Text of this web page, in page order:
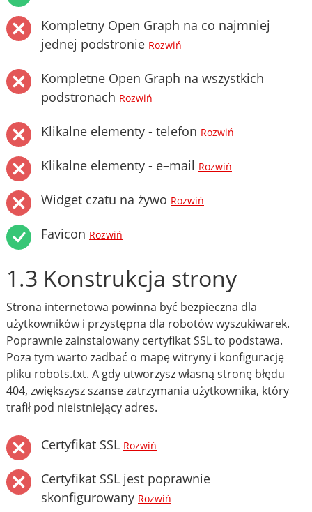
Kompletny Open Graph na co najmniej
jednej podstronie Rozwiń
Kompletne Open Graph na wszystkich
podstronach Rozwiń
Klikalne elementy - telefon Rozwiń
Klikalne elementy - e–mail Rozwiń
Widget czatu na żywo Rozwiń
Favicon Rozwiń
1.3 Konstrukcja strony
Strona internetowa powinna być bezpieczna dla
użytkowników i przystępna dla robotów wyszukiwarek.
Poprawnie zainstalowany certyfikat SSL to podstawa.
Poza tym warto zadbać o mapę witryny i konfigurację
pliku robots.txt. A gdy utworzysz własną stronę błędu
404, zwiększysz szanse zatrzymania użytkownika, który
trafił pod nieistniejący adres.
Certyfikat SSL Rozwiń
Certyfikat SSL jest poprawnie
skonfigurowany Rozwiń